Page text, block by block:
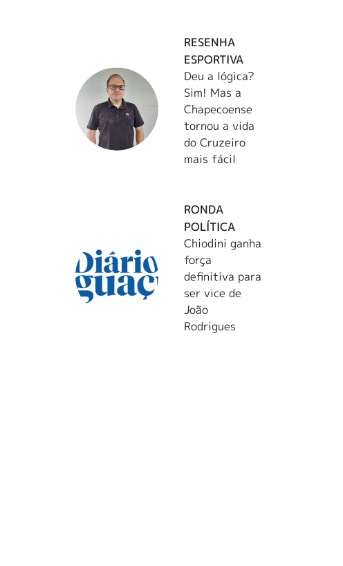
RESENHA
ESPORTIVA
Deu a lógica?
Sim! Mas a
Chapecoense
tornou a vida
do Cruzeiro
mais fácil
RONDA
POLÍTICA
Chiodini ganha
força
definitiva para
ser vice de
João
Rodrigues